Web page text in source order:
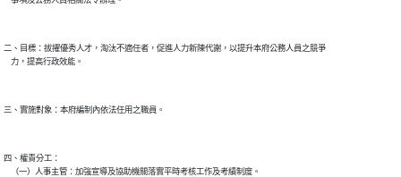
二、目標：拔擢優秀人才，淘汰不適任者，促進人力新陳代謝，以提升本府公務人員之競爭
四、權責分工：
    （一）人事主管：加強宣導及協助機關落實平時考核工作及考績制度。